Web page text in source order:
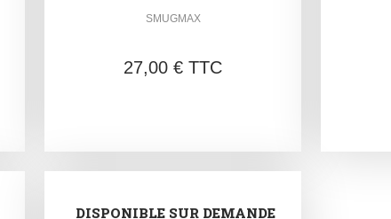
SMUGMAX
27,00 € TTC
DISPONIBLE SUR DEMANDE